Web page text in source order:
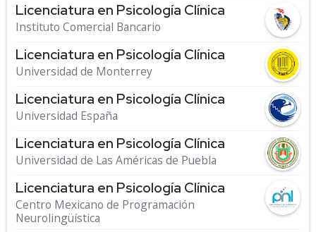
Licenciatura en Psicología Clínica
Instituto Comercial Bancario
Licenciatura en Psicología Clínica
Universidad de Monterrey
Licenciatura en Psicología Clínica
Universidad España
Licenciatura en Psicología Clínica
Universidad de Las Américas de Puebla
Licenciatura en Psicología Clínica
Centro Mexicano de Programación
Neurolingüística